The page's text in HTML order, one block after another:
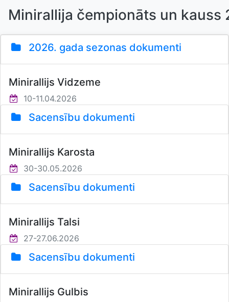
Minirallija čempionāts un
2026. gada sezonas dokumenti
Minirallijs Vidzeme
10-11.04.2026
Sacensību dokumenti
Minirallijs Karosta
30-30.05.2026
Sacensību dokumenti
Minirallijs Talsi
27-27.06.2026
Sacensību dokumenti
Minirallijs Gulbis